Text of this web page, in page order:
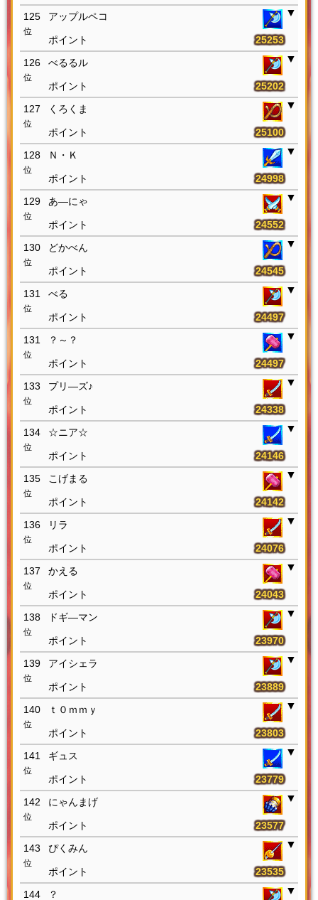
125
位
アップルペコ
25253
126
位
べるるル
25202
127
位
くろくま
25100
128
位
Ｎ・Ｋ
24998
129
位
あ―にゃ
24552
130
位
どかべん
24545
131
位
べる
24497
131
位
？～？
24497
133
位
プリ―ズ♪
24338
134
位
☆ニア☆
24146
135
位
こげまる
24142
136
位
リラ
24076
137
位
かえる
24043
138
位
ドギ―マン
23970
139
位
アイシェラ
23889
140
位
ｔ０ｍｍｙ
23803
141
位
ギュス
23779
142
位
にゃんまげ
23577
143
位
ぴくみん
23535
144
？